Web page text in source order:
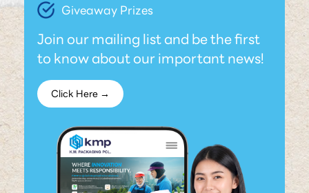
Giveaway Prizes
Join our mailing list and be the first
to know about our important news!
Click Here →